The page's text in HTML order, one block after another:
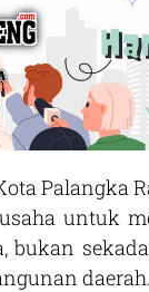
Palangka
untuk
bukan
daerah.